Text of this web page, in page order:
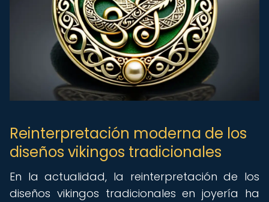
Reinterpretación moderna de los
diseños vikingos tradicionales
En la actualidad, la reinterpretación de los
diseños vikingos tradicionales en joyería ha